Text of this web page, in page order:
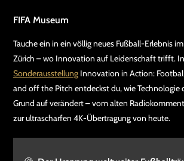
FIFA Museum
Tauche ein in ein völlig neues Fußball-Erlebnis im
Zürich – wo Innovation auf Leidenschaft trifft.
Sonderausstellung Innovation in Action:
and off the Pitch entdeckst du, wie Technologie
Grund auf verändert – vom alten
zur ultrascharfen 4K-Übertragung von heute.